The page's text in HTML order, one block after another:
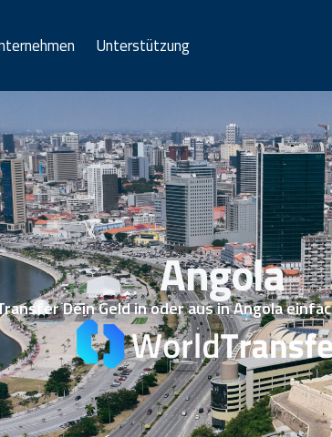
Unterstützung
Angola
Dein Geld in oder aus in Angola